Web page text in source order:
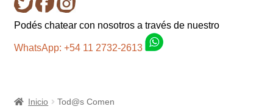
Inicio
Carro
Fondo AC
Podés chatear con nosotros a través de nuestro
WhatsApp: +54 11 2732-2613
Inicio Tod@s Comen